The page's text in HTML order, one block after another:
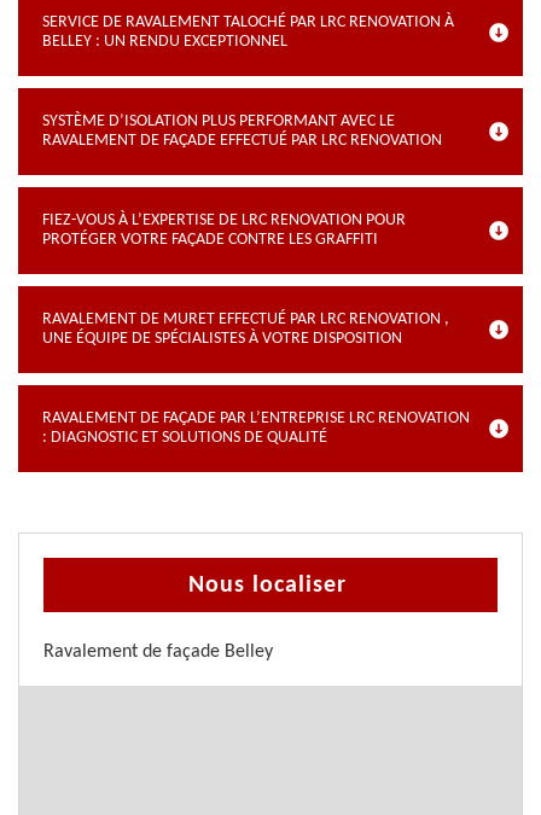
SERVICE DE RAVALEMENT TALOCHÉ PAR LRC RENOVATION À
BELLEY : UN RENDU EXCEPTIONNEL
SYSTÈME D’ISOLATION PLUS PERFORMANT AVEC LE
RAVALEMENT DE FAÇADE EFFECTUÉ PAR LRC RENOVATION
FIEZ-VOUS À L’EXPERTISE DE LRC RENOVATION POUR
PROTÉGER VOTRE FAÇADE CONTRE LES GRAFFITI
RAVALEMENT DE MURET EFFECTUÉ PAR LRC RENOVATION ,
UNE ÉQUIPE DE SPÉCIALISTES À VOTRE DISPOSITION
RAVALEMENT DE FAÇADE PAR L’ENTREPRISE LRC RENOVATION
: DIAGNOSTIC ET SOLUTIONS DE QUALITÉ
Nous localiser
Ravalement de façade Belley